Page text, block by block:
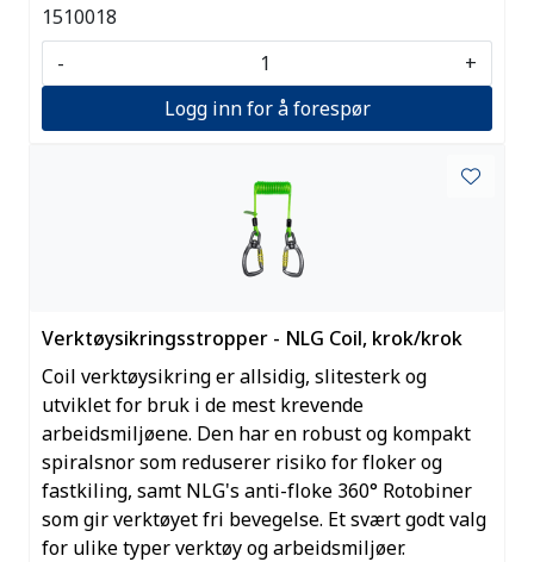
1510018
-
+
Logg inn for å forespør
Verktøysikringsstropper - NLG Coil, krok/krok
Coil verktøysikring er allsidig, slitesterk og
utviklet for bruk i de mest krevende
arbeidsmiljøene. Den har en robust og kompakt
spiralsnor som reduserer risiko for floker og
fastkiling, samt NLG's anti-floke 360° Rotobiner
som gir verktøyet fri bevegelse. Et svært godt valg
for ulike typer verktøy og arbeidsmiljøer.